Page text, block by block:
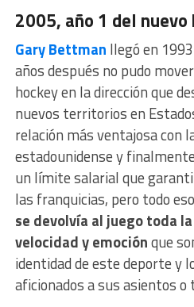
2005, año 1 del nuevo
Gary Bettman llegó en
años después no pudo
hockey en la dirección que
nuevos territorios en
relación más ventajosa con
estadounidense y
un límite salarial que
las franquicias, pero todo
se devolvía al juego toda
velocidad y emociónque
identidad de este deporte y
aficionados a sus asientos o